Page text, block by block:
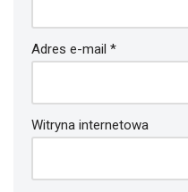
Adres e-mail *
Witryna internetowa